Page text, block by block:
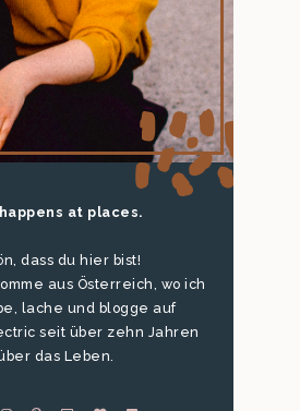
at places.
dass du hier bist!
aus Österreich, wo ich
lache und blogge auf
seit über zehn Jahren
das Leben.